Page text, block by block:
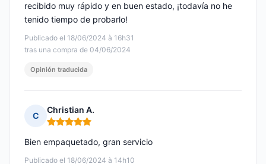
Publicado el 18/06/2024 à 16h31
tras una compra de 04/06/2024
recibido muy rápido y en buen estado, ¡todavía no he
tenido tiempo de probarlo!
Opinión traducida
C
Christian A.
Nota: 5 de 5
Publicado el 18/06/2024 à 14h10
Bien empaquetado, gran servicio